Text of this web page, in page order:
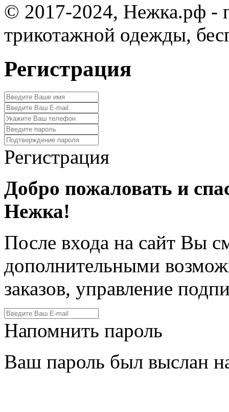
© 2017-2024, Нежка.рф -
трикотажной одежды,
Регистрация
Регистрация
Добро пожаловать и
Нежка!
После входа на сайт Вы
дополнительными
заказов, управление
Напомнить пароль
Ваш пароль был выслан